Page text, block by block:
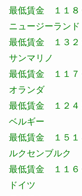
最低賃金 １１
ニュージーランド
最低賃金 １３
サンマリノ
最低賃金 １１
オランダ
最低賃金 １２
ベルギー
最低賃金 １５
ルクセンブルク
最低賃金 １１
ドイツ